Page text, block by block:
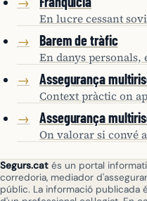
En lucre cessant
→ Barem de tràfic
En danys
→ Assegurança
Context pràctic on
→ Assegurança
On valorar si convé
Segurs.cat és un portal
corredoria, mediador
públic. La informació publicada